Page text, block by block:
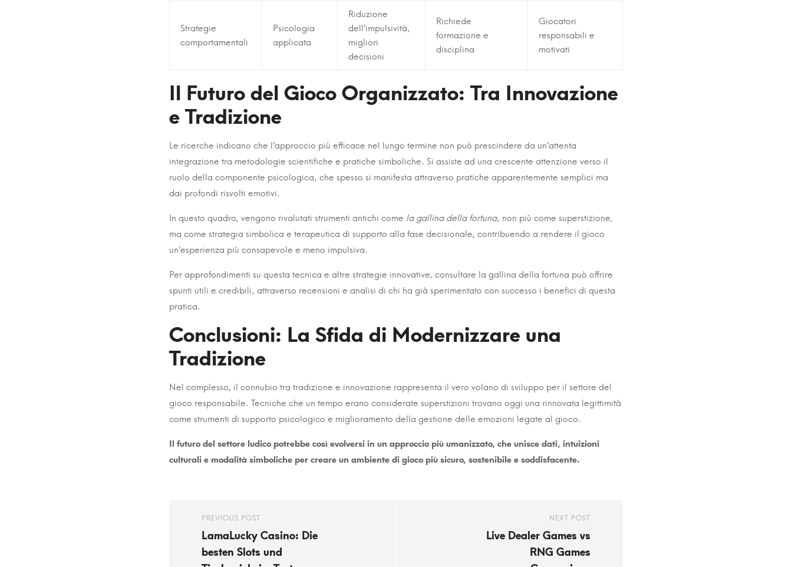
Strategie
comportamentali
Psicologia
applicata
Riduzione
dell’impulsività,
migliori
decisioni
Richiede
formazione e
disciplina
Giocatori
responsabili e
motivati
Il Futuro del Gioco Organizzato: Tra Innovazione
e Tradizione
Le ricerche indicano che l’approccio più efficace nel lungo termine non può prescindere da un’attenta
integrazione tra metodologie scientifiche e pratiche simboliche. Si assiste ad una crescente attenzione verso il
ruolo della componente psicologica, che spesso si manifesta attraverso pratiche apparentemente semplici ma
dai profondi risvolti emotivi.
In questo quadro, vengono rivalutati strumenti antichi come la gallina della fortuna, non più come superstizione,
ma come strategia simbolica e terapeutica di supporto alla fase decisionale, contribuendo a rendere il gioco
un’esperienza più consapevole e meno impulsiva.
Per approfondimenti su questa tecnica e altre strategie innovative, consultare la gallina della fortuna può offrire
spunti utili e credibili, attraverso recensioni e analisi di chi ha già sperimentato con successo i benefici di questa
pratica.
Conclusioni: La Sfida di Modernizzare una
Tradizione
Nel complesso, il connubio tra tradizione e innovazione rappresenta il vero volano di sviluppo per il settore del
gioco responsabile. Tecniche che un tempo erano considerate superstizioni trovano oggi una rinnovata legittimità
come strumenti di supporto psicologico e miglioramento della gestione delle emozioni legate al gioco.
Il futuro del settore ludico potrebbe così evolversi in un approccio più umanizzato, che unisce dati, intuizioni
culturali e modalità simboliche per creare un ambiente di gioco più sicuro, sostenibile e soddisfacente.
PREVIOUS POST
LamaLucky Casino: Die
besten Slots und
NEXT POST
Live Dealer Games vs
RNG Games